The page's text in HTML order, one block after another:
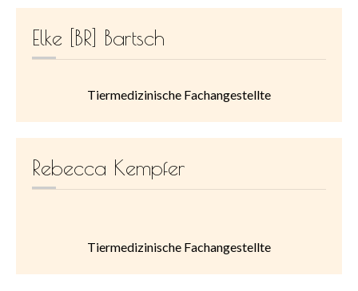
Elke [BR] Bartsch
Tiermedizinische Fachangestellte
Rebecca Kempfer
Tiermedizinische Fachangestellte